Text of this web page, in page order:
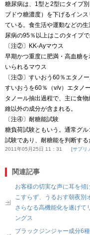
糖尿病は、1型と2型にタイプ
ブドウ糖濃度）を下げるイン
ている。食生活や運動などの
尿病の95％以上はこのタイプで
〔注②〕KK-Ayマウス
早期かつ重度に肥満・高血糖
いられるマウス
〔注③〕すいおう60％エタノ
すいおうを60％（v/v）エタノ
タノール抽出過程で、主に食
維以外の成分が含まれる。
〔注④〕耐糖能試験
糖負荷試験ともいう。通常グ
試験であり、耐糖能を判断する
2011年05月25日 11：31 サプリ
関連記事
お客様の切実な声に耳を
こすらず、うるおす朝夜別
さらなる高機能化を遂げて
ングス
ブラックジンジャー成分6